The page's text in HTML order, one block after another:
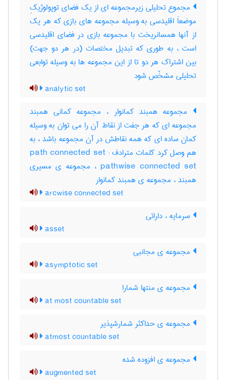
مجموع تحلیلی زیرمجموعه ای از یک فضای توپولوژیکِ
موضعاَ اقلیدسی به وسیله مجموعه های بازی که هر یک
از آنها همسانریخت با مجموعه بازی در فضای اقلیدسی
است ، به طوری که تبدیل مختصات (در هر دو جهت)
بین اشتراک هر دو تا از این مجموعه ها به وسیله توابعی
تحلیلی مشخّص شود
analytic set
مجموعه همبند کمانوار ، مجموعه کمانی همبند
مجموعه ای که هر جفت از نقاط آن را می توان به وسیله
کمان ساده ای که همه نقاطش در آن مجموعه باشد ، به
هم وصل کرد کلمات مترادف : path connected set
pathwise connected set ، مجموعه ی مسیری
همبند ، مجموعه ی همبند کمانوار
arcwise connected set
سرمایه ، دارائی
asset
مجموعه ی مجانبی
asymptotic set
مجموعه ی منتها شمارا
at most countable set
مجموعه ی حداکثر شمارشپذیر
atmost countable set
مجموعه ی افزوده شده
augmented set